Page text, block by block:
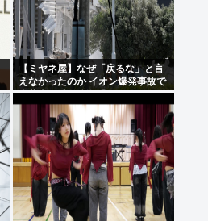
【ミヤネ屋】なぜ「戻るな」と言
えなかったのか イオン爆発事故で
斎藤幸平氏も逡巡「ボクもできな
かっただろうなあ」